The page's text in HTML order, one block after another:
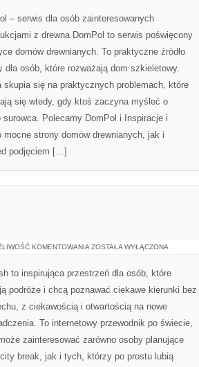
DOMU
– serwis dla osób zainteresowanych
z drewna DomPol to serwis poświęcony
domów drewnianych. To praktyczne źródło
dla osób, które rozważają dom szkieletowy.
skupia się na praktycznych problemach, które
się wtedy, gdy ktoś zaczyna myśleć o
Polecamy DomPol i Inspiracje i
strony domów drewnianych, jak i
podjęciem […]
KOMENTOWANIA MALEZJA
ZOSTAŁA WYŁĄCZONA
to inspirująca przestrzeń dla osób, które
podróże i chcą poznawać ciekawe kierunki bez
z ciekawością i otwartością na nowe
To internetowy przewodnik po świecie,
zainteresować zarówno osoby planujące
break, jak i tych, którzy po prostu lubią